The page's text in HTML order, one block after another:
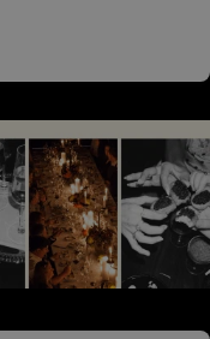
и за то, что